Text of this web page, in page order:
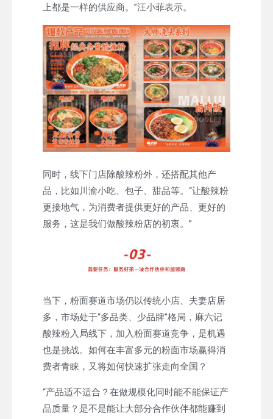
上都是一样的供应商。”汪小菲表示。
同时，线下门店除酸辣粉外，还搭配其他产
品，比如川渝小吃、包子、甜品等。“让酸辣粉
更接地气，为消费者提供更好的产品、更好的
服务，这是我们做酸辣粉店的初衷。”
当下，粉面赛道市场仍以传统小店、夫妻店居
多，市场处于“多品类、少品牌”格局，麻六记
酸辣粉入局线下，加入粉面赛道竞争，是机遇
也是挑战。如何在丰富多元的粉面市场赢得消
费者青睐，又将如何快速扩张走向全国？
“产品适不适合？在做规模化同时能不能保证产
品质量？是不是能让大部分合作伙伴都能赚到